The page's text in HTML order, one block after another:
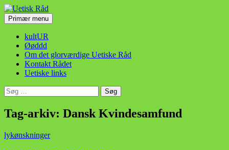
Hop
til
indhold
Uetisk Råd
SøgPrimær menu
kultUR
Øøddd
Om det glorværdige Uetiske Råd
Kontakt Rådet
Uetiske links
Søg
efter:
Tag-arkiv: Dansk Kvindesamfund
lykønskninger